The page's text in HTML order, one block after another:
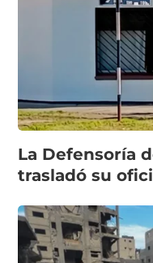
La Defensoría
trasladó su